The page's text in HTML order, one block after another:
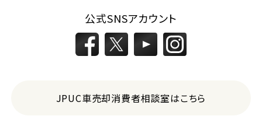
公式SNSアカウント
JPUC車売却消費者相談室はこちら